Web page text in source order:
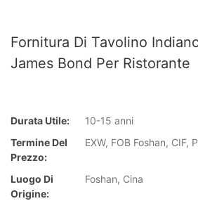
Fornitura Di Tavolino
James Bond Per Ristorante
Durata Utile:
10-15 anni
Termine Del
Prezzo:
EXW, FOB Foshan, CIF,
Luogo Di
Origine:
Foshan, Cina